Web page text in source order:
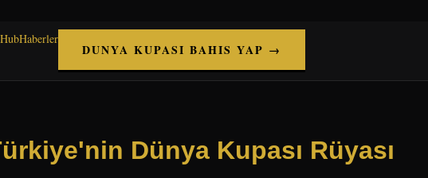
Haberler
DUNYA KUPASI BAHIS YAP →
Dünya Kupası Rüyası